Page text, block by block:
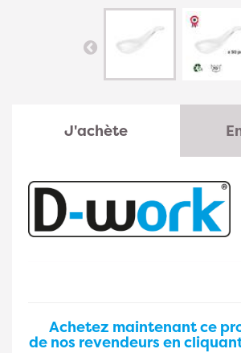
J'achète
Achetez maintenant ce
de nos revendeurs en